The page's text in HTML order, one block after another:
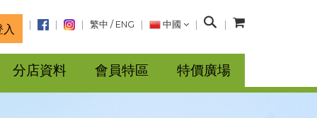
入 繁中 / ENG 中國
搜
分店資料 會員特區 特價廣場